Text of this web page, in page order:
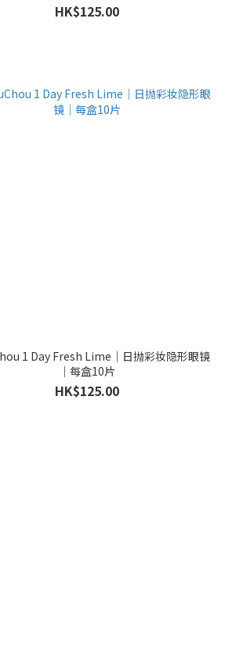
HK$125.00
1 Day Fresh Lime｜日抛彩妆隐形眼镜
｜每盒10片
HK$125.00